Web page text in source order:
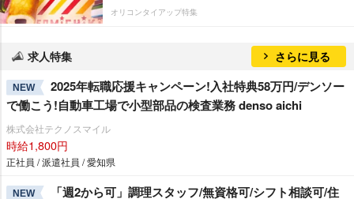
オリコンタイアップ特集
求人特集 さらに見る
NEW
2025年転職応援キャンペーン!入社特典58万円/デンソー
で働こう!自動車工場で小型部品の検査業務 denso aichi
株式会社テクノスマイル
時給1,800円
正社員 / 派遣社員 / 愛知県
NEW
「週2から可」調理スタッフ/無資格可/シフト相談可/住